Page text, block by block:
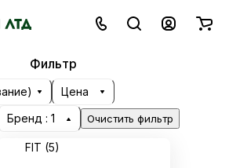
Фильтр
Цена
Бренд : 1
FIT (5)
Очистить фильтр